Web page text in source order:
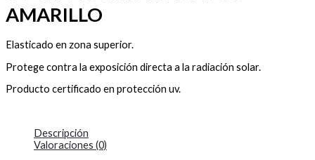
AMARILLO
Elasticado en zona superior.
Protege contra la exposición directa a la radiación solar.
Producto certificado en protección uv.
Descripción
Valoraciones (0)